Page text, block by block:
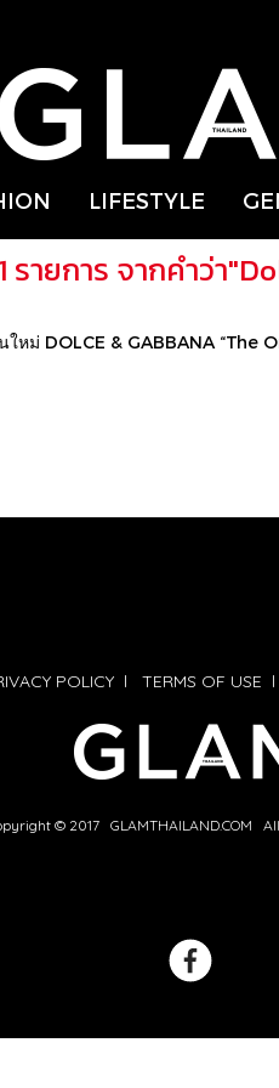
LIFESTYLE
รายการ จากคำว่า
หม่ DOLCE & GABBANA “The
POLICYl TERMS OF USE l
© 2017 GLAMTHAILAND.COM